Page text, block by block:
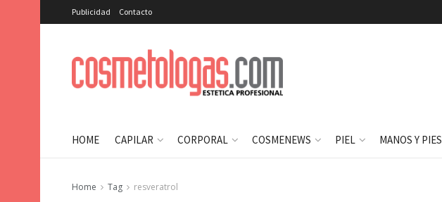
Publicidad Contacto
HOME CAPILAR CORPORAL COSMENEWS PIEL MANOS Y PIES
Home Tag resveratrol